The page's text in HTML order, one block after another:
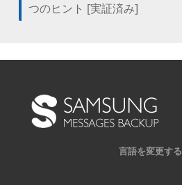
つのヒント [実証済み]
言語を変更する